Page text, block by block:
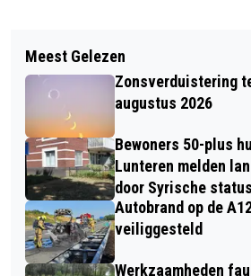
VERDACHTE
BRANDSTICHTING
EENZIJDIG ONGEVAL IN
KOOTWIJKERBROEK -
BEKNELD IN AUTO
Meest Gelezen
Zonsverduistering
augustus 2026
Bewoners 50-plus
Lunteren melden
door Syrische
Autobrand op de
veiliggesteld
Werkzaamheden